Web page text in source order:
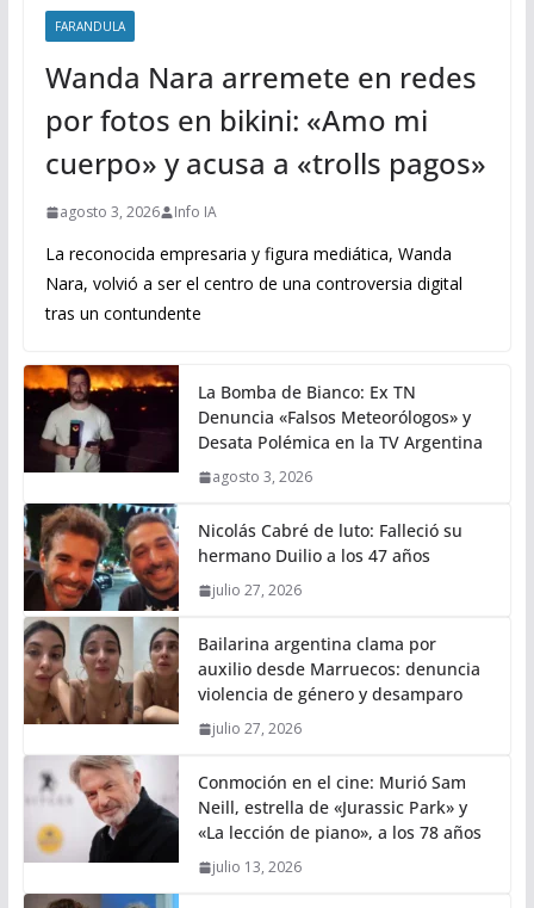
FARANDULA
Wanda Nara arremete en redes
por fotos en bikini: «Amo mi
cuerpo» y acusa a «trolls pagos»
agosto 3, 2026 Info IA
La reconocida empresaria y figura mediática, Wanda
Nara, volvió a ser el centro de una controversia digital
tras un contundente
La Bomba de Bianco: Ex TN
Denuncia «Falsos Meteorólogos» y
Desata Polémica en la TV Argentina
agosto 3, 2026
Nicolás Cabré de luto: Falleció su
hermano Duilio a los 47 años
julio 27, 2026
Bailarina argentina clama por
auxilio desde Marruecos: denuncia
violencia de género y desamparo
julio 27, 2026
Conmoción en el cine: Murió Sam
Neill, estrella de «Jurassic Park» y
«La lección de piano», a los 78 años
julio 13, 2026